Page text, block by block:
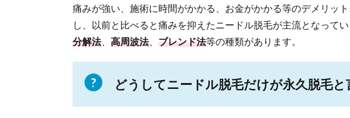
脱
毛
2.
ド
ル
痛みが強い、施術に時間がかかる、お金がかかる等のデメリッ
し、以前と比べると痛みを抑えたニードル脱毛が主流となって
分解法、 高周波法、 ブレンド法等の種類があります。
どうしてニードル脱毛だけが永久脱毛と